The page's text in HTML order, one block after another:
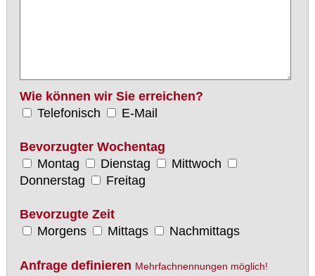
Wie können wir Sie erreichen?
Telefonisch
E-Mail
Bevorzugter Wochentag
Montag
Dienstag
Mittwoch
Donnerstag
Freitag
Bevorzugte Zeit
Morgens
Mittags Nachmittags
Anfrage definieren Mehrfachnennungen möglich!